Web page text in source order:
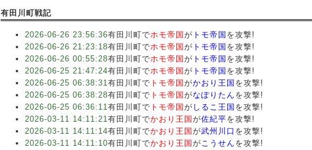
有田川町戦記
2026-06-26 23:56:36有田川町でホモ帝国 が トモ帝国 を攻撃!
2026-06-26 21:23:18有田川町でホモ帝国 が トモ帝国 を攻撃!
2026-06-26 00:55:28有田川町でホモ帝国 が トモ帝国 を攻撃!
2026-06-25 21:47:24有田川町でホモ帝国 が トモ帝国 を攻撃!
2026-06-25 06:38:31有田川町で トモ帝国 がかおり王国 を攻撃!
2026-06-25 06:38:28有田川町で トモ帝国 がなぽりたん を攻撃!
2026-06-25 06:36:11有田川町で トモ帝国 が しるこ王国 を攻撃!
2026-03-11 14:11:21有田川町でかおり王国 が佐紀平を攻撃!
2026-03-11 14:11:14有田川町でかおり王国 が武州川口 を攻撃!
2026-03-11 14:11:10有田川町でかおり王国 がこうせん を攻撃!